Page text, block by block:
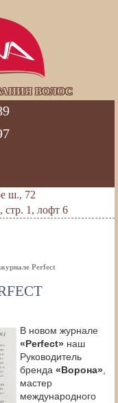
ВОЛОС
ш., 72
стр. 1, лофт 6
Perfect
В новом журнале
«Perfect»наш
Руководитель
бренда «Ворона»,
мастер
международного